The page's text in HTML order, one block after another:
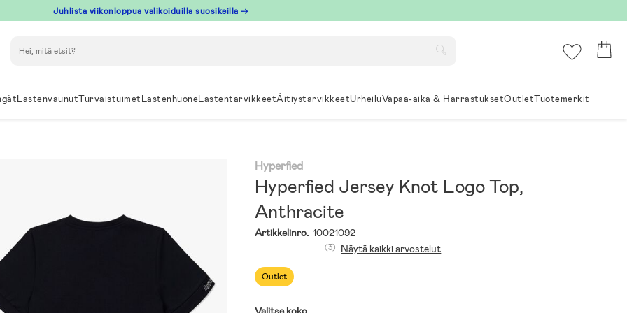
Juhlista viikonloppua valikoiduilla suosikeilla →
LastenvaunutTurvaistuimetLastenhuoneLastentarvikkeetÄitiystarvikkeetUrheiluVapaa-aika & HarrastuksetOutletTuotemerkit
Hyperfied
Hyperfied Jersey Knot Logo Top,
Anthracite
Artikkelinro. 10021092
Outlet
(3) Näytä kaikki arvostelut